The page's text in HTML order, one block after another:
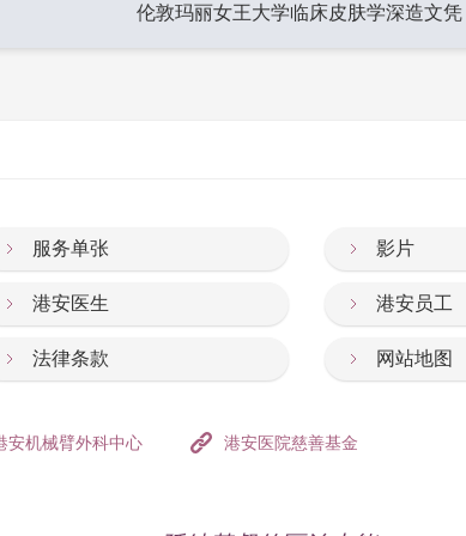
伦敦玛丽女王大学临床皮肤学深造文凭
服务单张 影片
港安医生 港安员工
法律条款 网站地图
安机械臂外科中心 港安医院慈善基金